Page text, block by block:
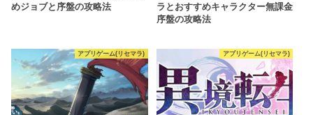
めジョブと序盤の攻略法
ラとおすすめキャラクター無課金
序盤の攻略法
アプリゲーム(リセマラ) アプリゲーム(リセマラ)